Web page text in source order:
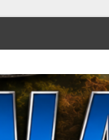
Segenap